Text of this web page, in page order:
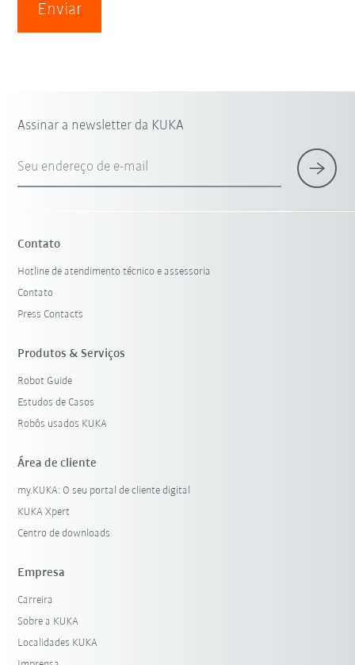
Enviar
Assinar a newsletter da KUKA
Seu endereço de e-mail
Contato
Hotline de atendimento técnico e assessoria
Contato
Press Contacts
Produtos & Serviços
Robot Guide
Estudos de Casos
Robôs usados KUKA
Área de cliente
my.KUKA: O seu portal de cliente digital
KUKA Xpert
Centro de downloads
Empresa
Carreira
Sobre a KUKA
Localidades KUKA